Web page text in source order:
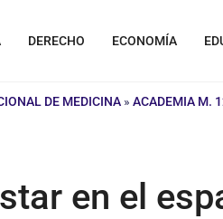
DERECHO ECONOMÍA
DE MEDICINA » ACADEMIA M.
en el